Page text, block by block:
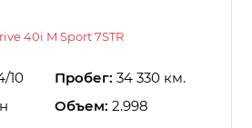
40i M Sport 7STR
10 Пробег: 34 330 км.
Объем: 2.998